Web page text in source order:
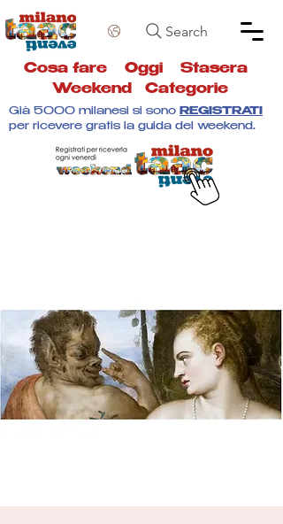
Search
Cosa fare Oggi Stasera
Weekend
Categorie
Già 5000 milanesi si sono REGISTRATI
per ricevere gratis la guida del weekend.